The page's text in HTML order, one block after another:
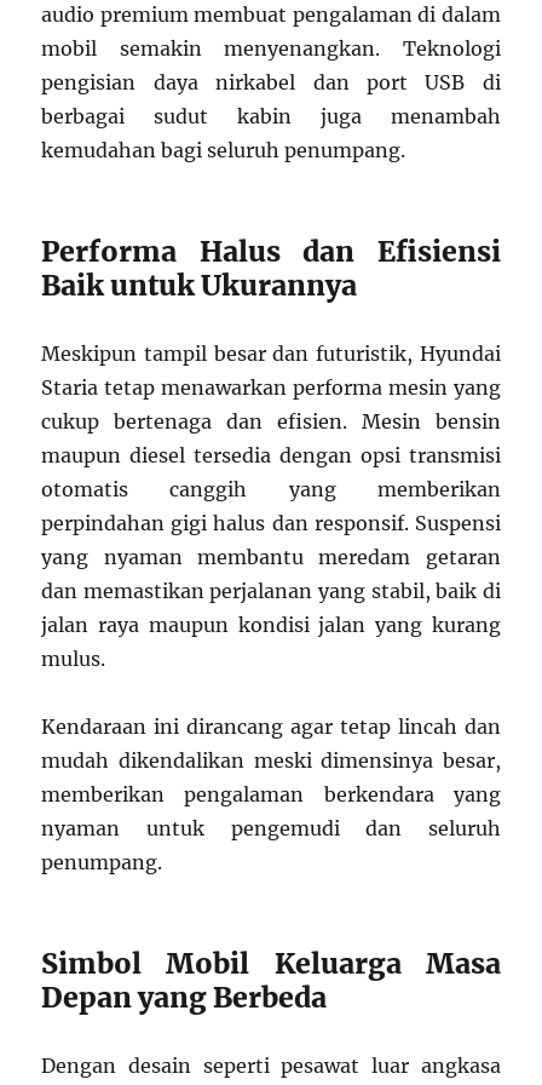
audio premium membuat pengalaman di dalam
mobil semakin menyenangkan. Teknologi
pengisian daya nirkabel dan port USB di
berbagai sudut kabin juga menambah
kemudahan bagi seluruh penumpang.
Performa Halus dan Efisiensi
Baik untuk Ukurannya
Meskipun tampil besar dan futuristik, Hyundai
Staria tetap menawarkan performa mesin yang
cukup bertenaga dan efisien. Mesin bensin
maupun diesel tersedia dengan opsi transmisi
otomatis canggih yang memberikan
perpindahan gigi halus dan responsif. Suspensi
yang nyaman membantu meredam getaran
dan memastikan perjalanan yang stabil, baik di
jalan raya maupun kondisi jalan yang kurang
mulus.
Kendaraan ini dirancang agar tetap lincah dan
mudah dikendalikan meski dimensinya besar,
memberikan pengalaman berkendara yang
nyaman untuk pengemudi dan seluruh
penumpang.
Simbol Mobil Keluarga Masa
Depan yang Berbeda
Dengan desain seperti pesawat luar angkasa